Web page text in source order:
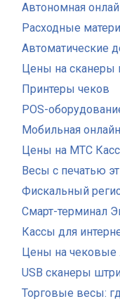
Автономная
Расходные
Автоматические
Цены на сканеры
Принтеры чеков
POS-
Мобильная
Цены на МТС
Весы с печатью
Фискальный
Смарт-терминал
Кассы для
Цены на чековые
USB сканеры
Торговые весы: